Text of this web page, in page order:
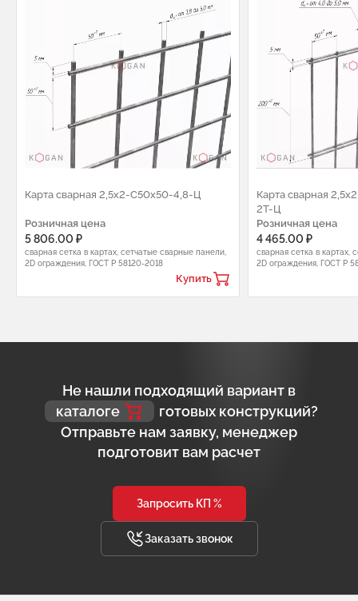
Карта сварная 2,5х2-С50х50-4,8-Ц
Розничная цена
5 806.00 ₽
сварная сетка в картах, сетчатые сварные панели,
2D ограждения, ГОСТ Р 58120-2018
Купить
Карта сварная
2Т-Ц
Розничная цена
4 465.00 ₽
сварная сетка в картах,
2D ограждения, ГОСТ Р
Не нашли подходящий вариант в
каталоге
готовых конструкций?
Отправьте нам заявку, менеджер
подготовит вам расчет
Запросить КП %
Заказать звонок